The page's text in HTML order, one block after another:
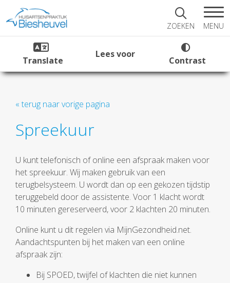
ZOEKEN MENU
Translate
Lees voor
Contrast
« terug naar vorige pagina
Spreekuur
U kunt telefonisch of online een afspraak maken voor
het spreekuur. Wij maken gebruik van een
terugbelsysteem. U wordt dan op een gekozen tijdstip
teruggebeld door de assistente. Voor 1 klacht wordt
10 minuten gereserveerd, voor 2 klachten 20 minuten.
Online kunt u dit regelen via MijnGezondheid.net.
Aandachtspunten bij het maken van een online
afspraak zijn:
Bij SPOED, twijfel of klachten die niet kunnen